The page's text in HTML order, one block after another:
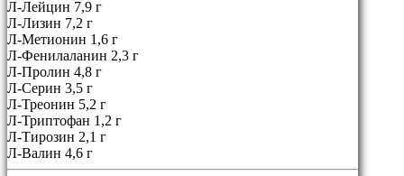
Л-Лейцин 7,9 г
Л-Лизин 7,2 г
Л-Метионин 1,6 г
Л-Фенилаланин 2,3 г
Л-Пролин 4,8 г
Л-Серин 3,5 г
Л-Треонин 5,2 г
Л-Триптофан 1,2 г
Л-Тирозин 2,1 г
Л-Валин 4,6 г